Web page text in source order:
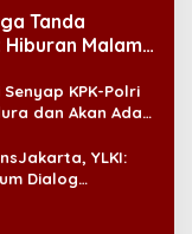
Tanda
Malam
KPK-Polri
dan Akan Ada
YLKI:
Dialog